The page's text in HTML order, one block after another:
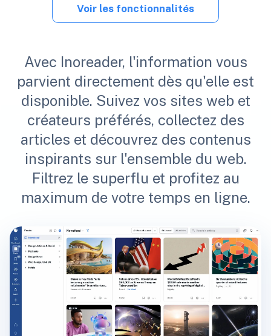
Avec Inoreader, l'information vous
parvient directement dès qu'elle est
disponible. Suivez vos sites web et
créateurs préférés, collectez des
articles et découvrez des contenus
inspirants sur l'ensemble du web.
Filtrez le superflu et profitez au
maximum de votre temps en ligne.
Voir les fonctionnalités